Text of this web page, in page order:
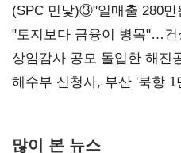
내정
(SPC 민낯)③"일매출 280
점주 울리는 '상시 할인'
"토지보다 금융이 병목"…건
목소리
상임감사 공모 돌입한 해진
강화"
해수부 신청사, 부산 '북항
많이 본 뉴스